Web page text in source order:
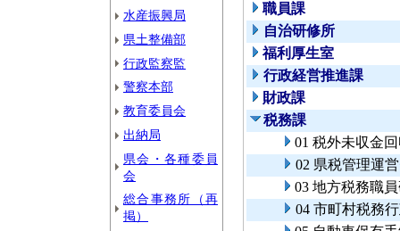
水産振興局
県土整備部
行政監察監
警察本部
教育委員会
出納局
県会・各種委員
会
総合事務所（再
掲）
職員課
自治研修所
福利厚生室
行政経営推進課
財政課
税務課
01 税外未収金
02 県税管理運
03 地方税務職
04 市町村税務